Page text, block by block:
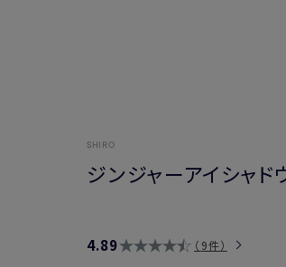
SHIRO
ジンジャーアイシャド
4.89 9件